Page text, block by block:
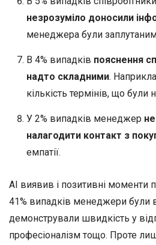
незрозуміло доносили
менеджера були
В 4% випадків пояснення
надто складними.
кількість термінів, що були
У 2% випадків менеджер
налагодити контакт з
емпатії.
AI виявив і позитивні моменти
41% випадків менеджери були
демонстрували швидкість у
професіоналізм тощо. Проте